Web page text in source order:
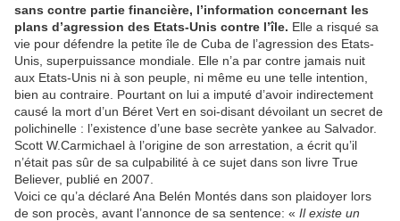
sans contre partie financière, l’information concernant les
plans d’agression des Etats-Unis contre l’île. Elle a risqué sa
vie pour défendre la petite île de Cuba de l’agression des Etats-
Unis, superpuissance mondiale. Elle n’a par contre jamais nuit
aux Etats-Unis ni à son peuple, ni même eu une telle intention,
bien au contraire. Pourtant on lui a imputé d’avoir indirectement
causé la mort d’un Béret Vert en soi-disant dévoilant un secret de
polichinelle : l’existence d’une base secrète yankee au Salvador.
Scott W.Carmichael à l’origine de son arrestation, a écrit qu’il
n’était pas sûr de sa culpabilité à ce sujet dans son livre True
Believer, publié en 2007.
Voici ce qu’a déclaré Ana Belén Montés dans son plaidoyer lors
de son procès, avant l’annonce de sa sentence: « Il existe un